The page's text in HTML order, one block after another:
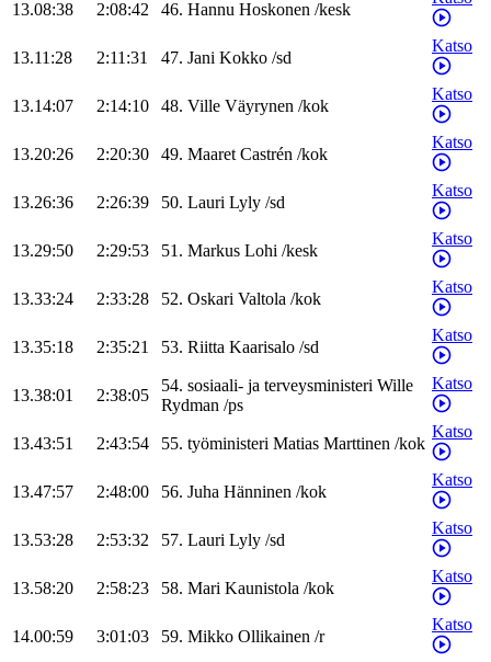
13.08:38 2:08:42 46. Hannu Hoskonen /kesk
13.11:28 2:11:31 47. Jani Kokko /sd
Katso
13.14:07 2:14:10 48. Ville Väyrynen /kok
Katso
13.20:26 2:20:30 49. Maaret Castrén /kok
Katso
13.26:36 2:26:39 50. Lauri Lyly /sd
Katso
13.29:50 2:29:53 51. Markus Lohi /kesk
Katso
13.33:24 2:33:28 52. Oskari Valtola /kok
Katso
13.35:18 2:35:21 53. Riitta Kaarisalo /sd
Katso
13.38:01 2:38:05
54. sosiaali- ja terveysministeri Wille
Rydman /ps
Katso
13.43:51 2:43:54 55. työministeri Matias Marttinen /kok
Katso
13.47:57 2:48:00 56. Juha Hänninen /kok
Katso
13.53:28 2:53:32 57. Lauri Lyly /sd
Katso
13.58:20 2:58:23 58. Mari Kaunistola /kok
Katso
14.00:59 3:01:03 59. Mikko Ollikainen /r
Katso